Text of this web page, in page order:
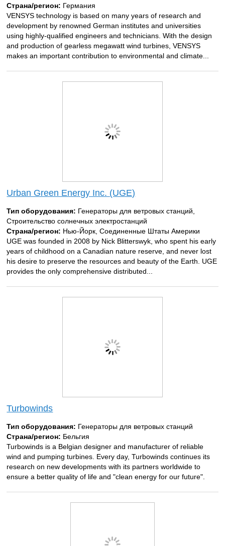
Страна/регион: Германия
VENSYS technology is based on many years of research and
development by renowned German institutes and universities
using highly-qualified engineers and technicians. With the design
and production of gearless megawatt wind turbines, VENSYS
makes an important contribution to environmental and climate...
Urban Green Energy Inc. (UGE)
Тип оборудования: Генераторы для ветровых станций,
Строительство солнечных электростанций
Страна/регион: Нью-Йорк, Соединенные Штаты Америки
UGE was founded in 2008 by Nick Blitterswyk, who spent his early
years of childhood on a Canadian nature reserve, and never lost
his desire to preserve the resources and beauty of the Earth. UGE
provides the only comprehensive distributed...
Turbowinds
Тип оборудования: Генераторы для ветровых станций
Страна/регион: Бельгия
Turbowinds is a Belgian designer and manufacturer of reliable
wind and pumping turbines. Every day, Turbowinds continues its
research on new developments with its partners worldwide to
ensure a better quality of life and "clean energy for our future".